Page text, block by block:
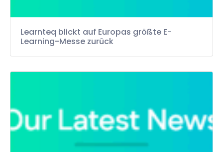
Learnteq blickt auf Europas größte E-
Learning-Messe zurück